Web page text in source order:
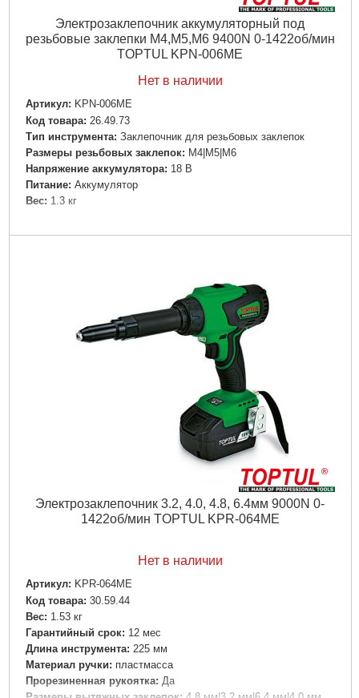
Электрозаклепочник аккумуляторный под
резьбовые заклепки M4,M5,M6 9400N 0-1422об/мин
TOPTUL KPN-006ME
Нет в наличии
Артикул: KPN-006ME
Код товара: 26.49.73
Тип инструмента: Заклепочник для резьбовых заклепок
Размеры резьбовых заклепок: M4|M5|M6
Напряжение аккумулятора: 18 В
Питание: Аккумулятор
Вес: 1.3 кг
Подробнее...
Электрозаклепочник 3.2, 4.0, 4.8, 6.4мм 9000N 0-
1422об/мин TOPTUL KPR-064ME
Нет в наличии
Артикул: KPR-064ME
Код товара: 30.59.44
Вес: 1.53 кг
Гарантийный срок: 12 мес
Длина инструмента: 225 мм
Материал ручки: пластмасса
Прорезиненная рукоятка: Да